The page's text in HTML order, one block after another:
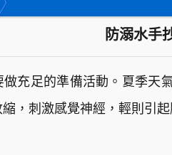
防溺水手
充足的準備活動。夏季天
，刺激感覺神經，輕則引